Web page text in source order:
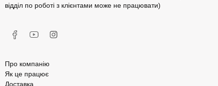
відділ по роботі з клієнтами може не працювати)
Про компанію
Як це працює
Доставка